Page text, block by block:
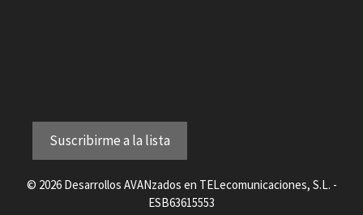
© 2026 Desarrollos AVANzados en TELecomunicaciones, S.L. -
ESB63615553